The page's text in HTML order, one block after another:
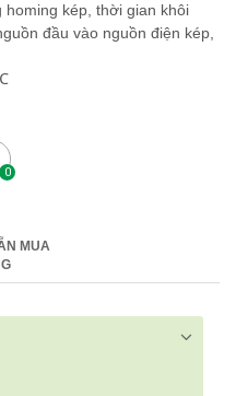
kép, thời gian khôi
đầu vào nguồn điện kép,
0
MUA